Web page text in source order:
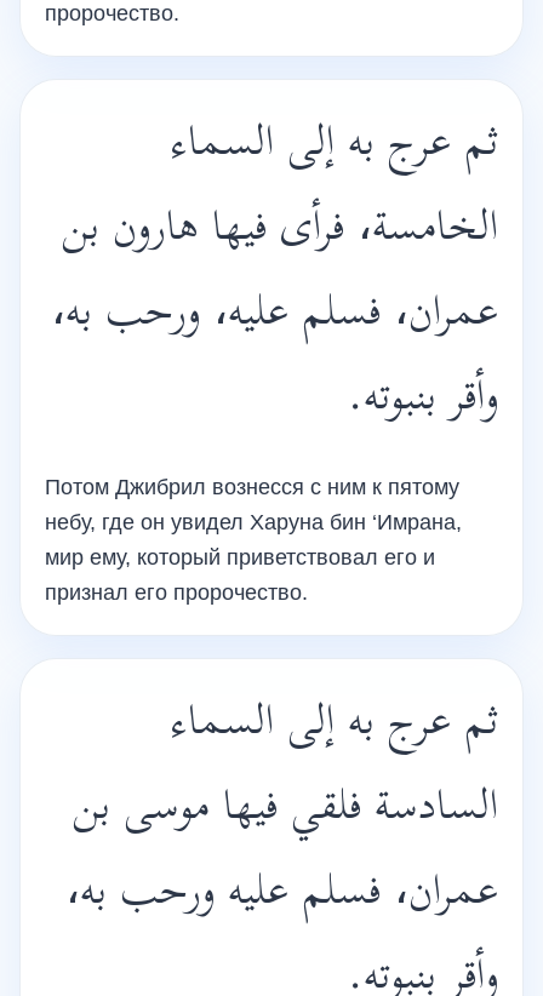
пророчество.
ثم عرج به إلى السماء
الخامسة، فرأى فيها هارون بن
عمران، فسلم عليه، ورحب به،
وأقر بنبوته.
Потом Джибрил вознесся с ним к пятому
небу, где он увидел Харуна бин ‘Имрана,
мир ему, который приветствовал его и
признал его пророчество.
ثم عرج به إلى السماء
السادسة فلقي فيها موسى بن
عمران، فسلم عليه ورحب به،
وأقر بنبوته.